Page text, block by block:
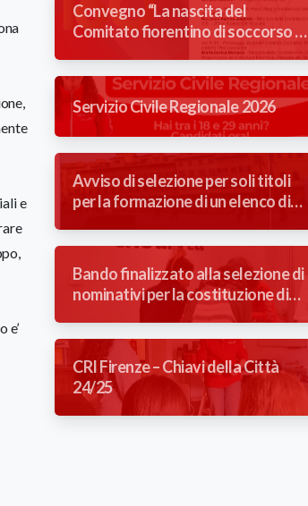
e
e’
Convegno “La nascita del
Comitato fiorentino di soccorso ai
feriti in guerra del Comune di
Firenze” 1866/2026
Servizio Civile Regionale 2026
Avviso di selezione per soli titoli
per la formazione di un elenco di
Soccorritore con contratto a
tempo determinato (3 mesi).
Bando finalizzato alla selezione di
nominativi per la costituzione di
graduatoria aperta – Addetta/o
reception poliambulatorio
CRI Firenze – Chiavi della Città
24/25